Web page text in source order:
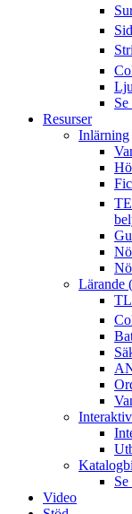
Resurser
Inlärning
Lärande
Video